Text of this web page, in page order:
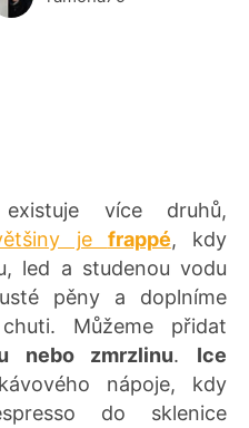
více druhů,
je frappé, kdy
led a studenou vodu
pěny a doplníme
Můžeme přidat
nebo zmrzlinu. Ice
nápoje, kdy
do sklenice